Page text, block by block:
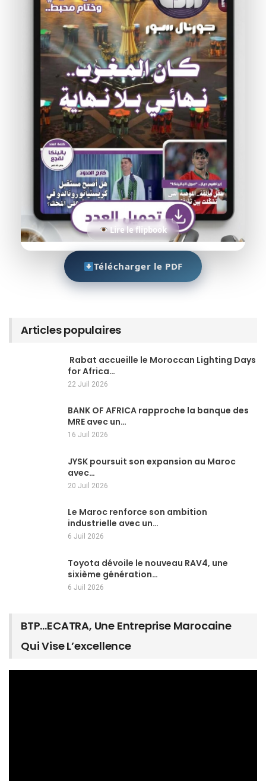
Lire le flipbook
Télécharger le PDF
Articles populaires
Rabat accueille le Moroccan Lighting Days
for Africa…
22 Juil 2026
BANK OF AFRICA rapproche la banque des
MRE avec un…
16 Juil 2026
JYSK poursuit son expansion au Maroc
avec…
20 Juil 2026
Le Maroc renforce son ambition
industrielle avec un…
6 Juil 2026
Toyota dévoile le nouveau RAV4, une
sixième génération…
6 Juil 2026
BTP…ECATRA, Une Entreprise Marocaine
Qui Vise L’excellence